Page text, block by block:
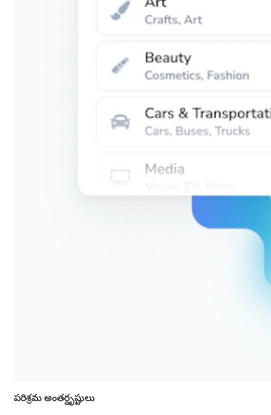
పరిశ్రమ అంతర్దృష్టులు